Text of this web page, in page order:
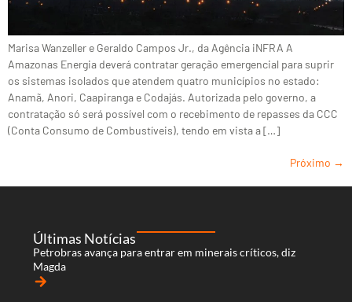
Marisa Wanzeller e Geraldo Campos Jr., da Agência iNFRA A
Amazonas Energia deverá contratar geração emergencial para suprir
os sistemas isolados que atendem quatro municípios no estado:
Anamã, Anori, Caapiranga e Codajás. Autorizada pelo governo, a
contratação só será possível com o recebimento de repasses da CCC
(Conta Consumo de Combustíveis), tendo em vista a […]
Próximo →
Últimas Notícias
Petrobras avança para entrar em minerais críticos, diz
Magda
arrow_forward